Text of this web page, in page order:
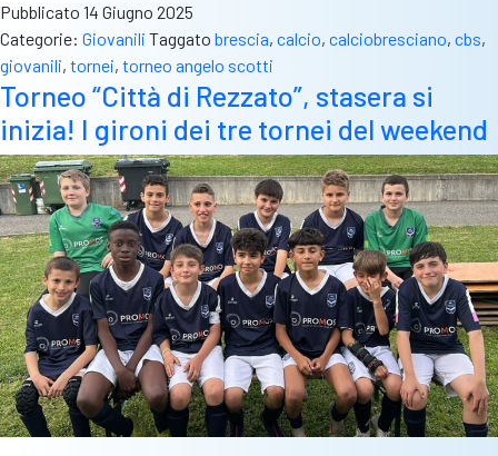
il
riepilogo
della
settima
edizione
Pubblicato 14 Giugno 2025
Categorie: Giovanili Taggato brescia, calcio, calciobresciano, cbs,
giovanili, tornei, torneo angelo scotti
Torneo “Città di Rezzato”, stasera si
inizia! I gironi dei tre tornei del weekend